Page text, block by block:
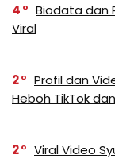
4
Biodata dan
Viral
2
Profil dan
Heboh TikTok
2 Viral Video